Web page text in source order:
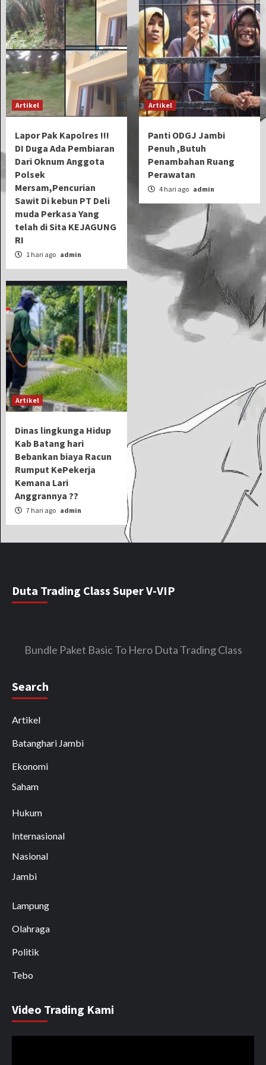
Artikel
Lapor Pak Kapolres !!!
DI Duga Ada Pembiaran
Dari Oknum Anggota
Polsek
Mersam,Pencurian
Sawit Di kebun PT Deli
muda Perkasa Yang
telah di Sita KEJAGUNG
RI
1 hari ago admin
Artikel
Panti ODGJ Jambi
Penuh ,Butuh
Penambahan Ruang
Perawatan
4 hari ago admin
Artikel
Dinas lingkunga Hidup
Kab Batang hari
Bebankan biaya Racun
Rumput KePekerja
Kemana Lari
Anggrannya ??
7 hari ago admin
Duta Trading Class Super V-VIP
Bundle Paket Basic To Hero Duta Trading Class
Search
Artikel
Batanghari Jambi
Ekonomi
Saham
Hukum
Internasional
Nasional
Jambi
Lampung
Olahraga
Politik
Tebo
Video Trading Kami